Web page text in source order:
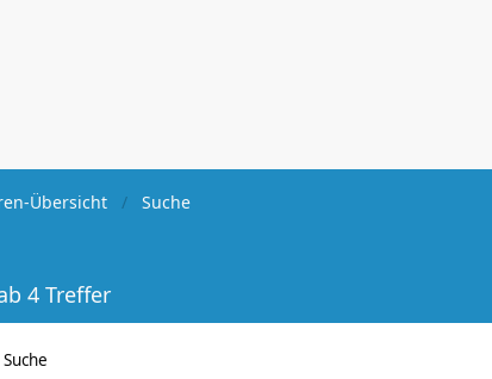
Übersicht Suche
4 Treffer